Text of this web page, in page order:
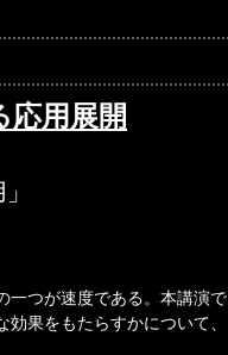
用展開
一つが速度である。本講演で
果をもたらすかについて、